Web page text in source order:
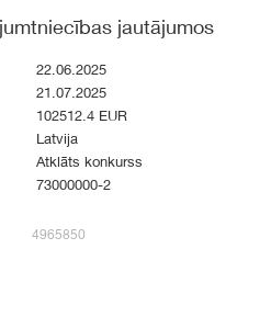
jautājumos
22.06.2025
21.07.2025
102512.4 EUR
Latvija
Atklāts konkurss
73000000-2
4965850